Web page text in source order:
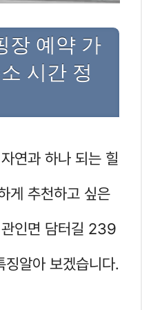
장 예약 가
시간 정
연과 하나 되는 힐
게 추천하고 싶은
인면 담터길 239
징알아 보겠습니다.